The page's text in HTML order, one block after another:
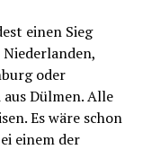
einen Sieg
oder
aus Dülmen. Alle
Es wäre schon
einem der